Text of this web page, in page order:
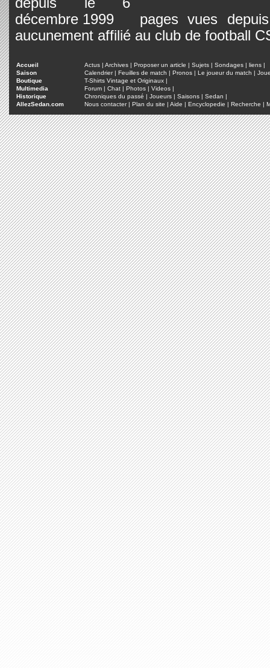
pages vues
aucunement affilié au club de football
Accueil Actus | Archives | Proposer un article | Sujets | Sondages | liens |
Saison
Calendrier| Feuilles de match | Pronos | Le joueur du match |
Boutique
T-Shirts Vintage et Originaux |
Multimedia
Forum | Chat | Photos | Videos |
Historique
Chroniques du passé | Joueurs | Saisons | Sedan |
AllezSedan.com
Nous contacter| Plan du site | Aide | Encyclopedie | Recherche |